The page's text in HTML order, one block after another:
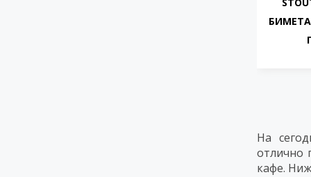
На
отлично
кафе.